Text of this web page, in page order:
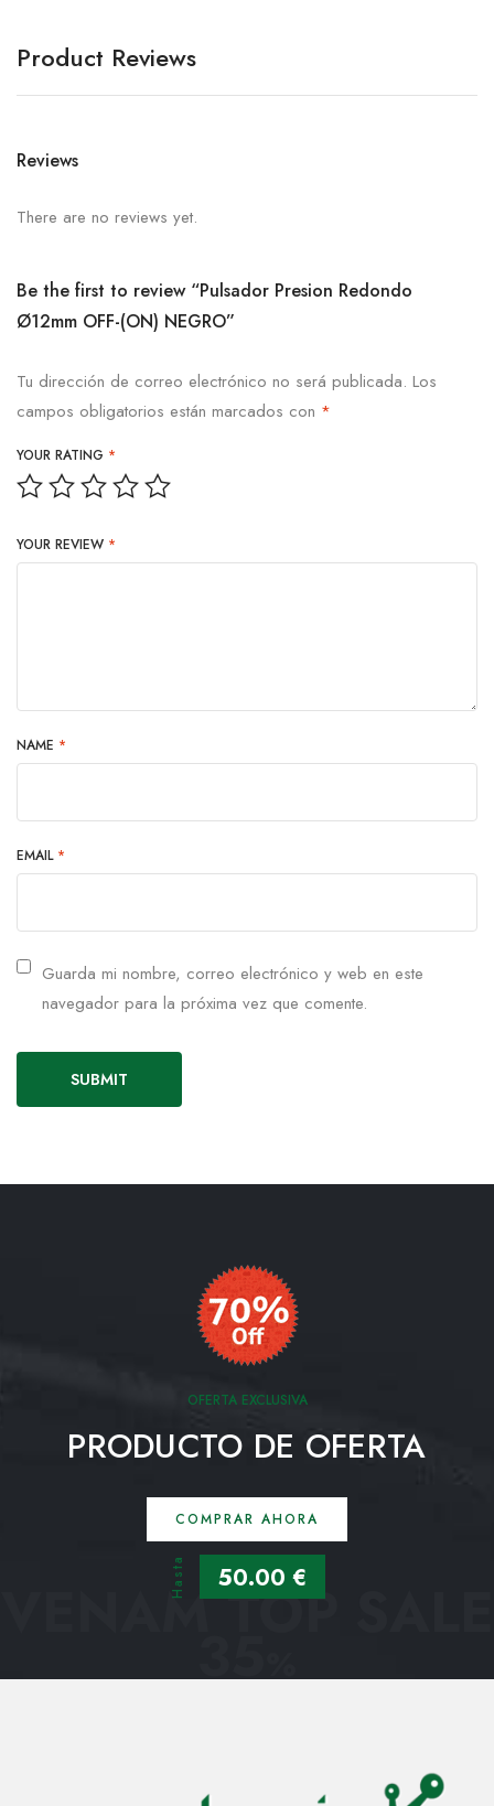
Product Reviews
Reviews
There are no reviews yet.
Be the first to review “Pulsador Presion Redondo
Ø12mm OFF-(ON) NEGRO”
Tu dirección de correo electrónico no será publicada. Los
campos obligatorios están marcados con *
YOUR RATING *
YOUR REVIEW *
NAME *
EMAIL *
Guarda mi nombre, correo electrónico y web en este
navegador para la próxima vez que comente.
OFERTA EXCLUSIVA
PRODUCTO DE OFERTA
COMPRAR AHORA
Hasta 50.00 €
VENAM TOP SALE
35